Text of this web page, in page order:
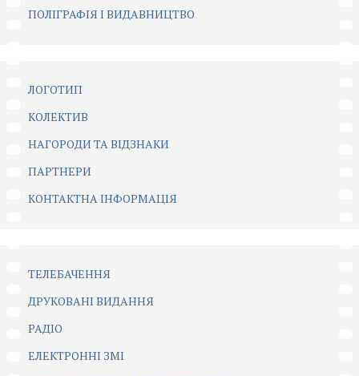
ПОЛІГРАФІЯ І ВИДАВНИЦТВО
ЛОГОТИП
КОЛЕКТИВ
НАГОРОДИ ТА ВІДЗНАКИ
ПАРТНЕРИ
КОНТАКТНА ІНФОРМАЦІЯ
ТЕЛЕБАЧЕННЯ
ДРУКОВАНІ ВИДАННЯ
РАДІО
ЕЛЕКТРОННІ ЗМІ